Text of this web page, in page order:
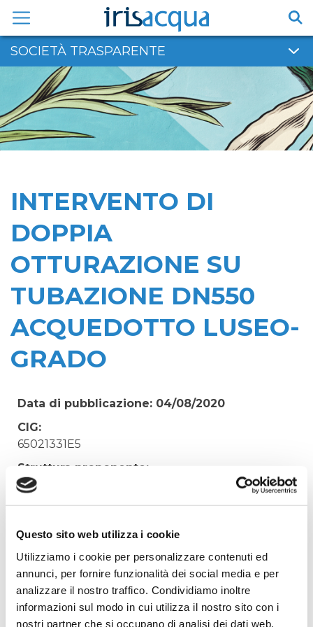
Questo sito web utilizza i cookie
Utilizziamo i cookie per personalizzare contenuti ed
annunci, per fornire funzionalità dei social media e per
analizzare il nostro traffico. Condividiamo inoltre
informazioni sul modo in cui utilizza il nostro sito con i
nostri partner che si occupano di analisi dei dati web,
contenuto
SOCIETÀ TRASPARENTE
INTERVENTO DI
DOPPIA
OTTURAZIONE SU
TUBAZIONE DN550
ACQUEDOTTO LUSEO-
GRADO
Data di pubblicazione: 04/08/2020
CIG:
65021331E5
Struttura proponente:
'Irisacqua srl P.I./C.F. 01070220312. - Ufficio
INTERVENTO DI DOPPIA OTTURAZIONE SU
TUBAZIONE DN550 ACQUEDOTTO LUSEO-
GRADO
Codice Fiscale: